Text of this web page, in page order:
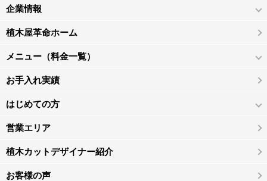
企業情報
植木屋革命ホーム
メニュー（料金一覧）
お手入れ実績
はじめての方
営業エリア
植木カットデザイナー紹介
お客様の声